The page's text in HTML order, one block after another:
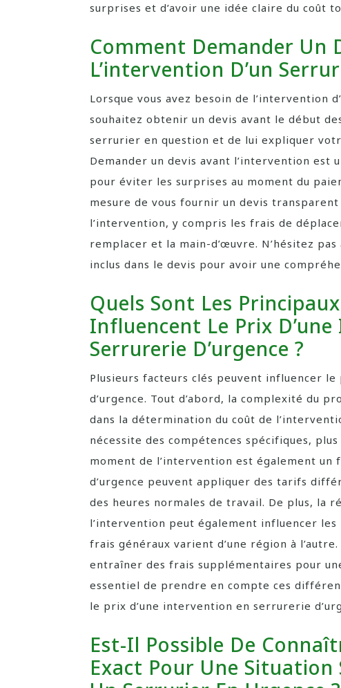
surprises et d’avoir une idée claire du coût
Comment Demander Un
L’intervention D’un
Lorsque vous avez besoin de l’intervention
souhaitez obtenir un devis avant le début
serrurier en question et de lui expliquer
Demander un devis avant l’intervention est
pour éviter les surprises au moment du
mesure de vous fournir un devis
l’intervention, y compris les frais de
remplacer et la main-d’œuvre. N’hésitez
inclus dans le devis pour avoir une
Quels Sont Les
Influencent Le Prix
Serrurerie D’urgence ?
Plusieurs facteurs clés peuvent influencer
d’urgence. Tout d’abord, la complexité du
dans la détermination du coût de
nécessite des compétences spécifiques,
moment de l’intervention est également
d’urgence peuvent appliquer des tarifs
des heures normales de travail. De plus, la
l’intervention peut également influencer
frais généraux varient d’une région à
entraîner des frais supplémentaires pour
essentiel de prendre en compte ces
le prix d’une intervention en serrurerie
Est-Il Possible De
Exact Pour Une